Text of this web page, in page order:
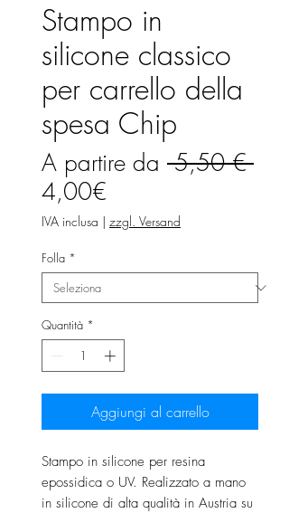
Stampo in
silicone classico
per carrello della
spesa Chip
A partire da 5,50 €
4,00€
scontato
IVA inclusa | zzgl. Versand
Folla *
Quantità *
Aggiungi al carrello
Stampo in silicone per resina
epossidica o UV. Realizzato a mano
in silicone di alta qualità in Austria su